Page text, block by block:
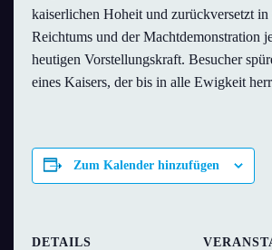
kaiserlichen Hoheit und zurückversetzt in
Reichtums und der Machtdemonstration
heutigen Vorstellungskraft. Besucher
eines Kaisers, der bis in alle Ewigkeit
Zum Kalender hinzufügen
DETAILS